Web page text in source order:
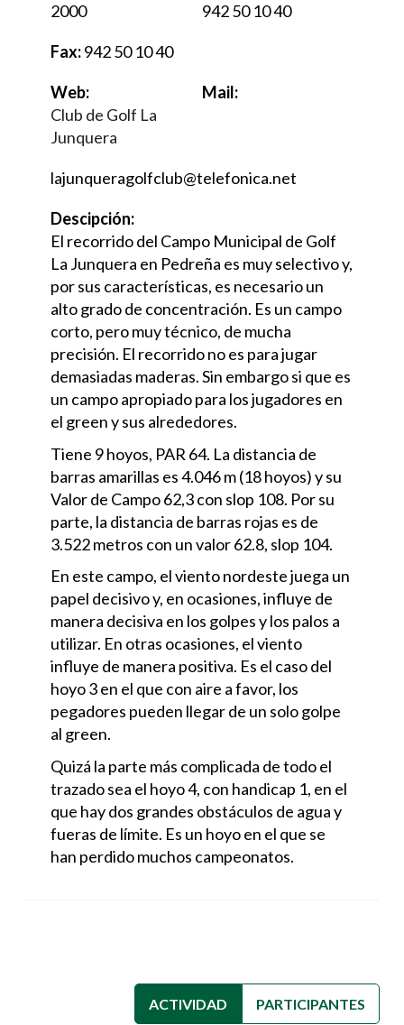
2000
942 50 10 40
Fax:942 50 10 40
Web:
Club de Golf La
Junquera
Mail:
lajunqueragolfclub@telefonica.net
Descipción:
El recorrido del Campo Municipal de Golf
La Junquera en Pedreña es muy selectivo y,
por sus características, es necesario un
alto grado de concentración. Es un campo
corto, pero muy técnico, de mucha
precisión. El recorrido no es para jugar
demasiadas maderas. Sin embargo si que es
un campo apropiado para los jugadores en
el green y sus alrededores.
Tiene 9 hoyos, PAR 64. La distancia de
barras amarillas es 4.046 m (18 hoyos) y su
Valor de Campo 62,3 con slop 108. Por su
parte, la distancia de barras rojas es de
3.522 metros con un valor 62.8, slop 104.
En este campo, el viento nordeste juega un
papel decisivo y, en ocasiones, influye de
manera decisiva en los golpes y los palos a
utilizar. En otras ocasiones, el viento
influye de manera positiva. Es el caso del
hoyo 3 en el que con aire a favor, los
pegadores pueden llegar de un solo golpe
al green.
Quizá la parte más complicada de todo el
trazado sea el hoyo 4, con handicap 1, en el
que hay dos grandes obstáculos de agua y
fueras de límite. Es un hoyo en el que se
han perdido muchos campeonatos.
ACTIVIDAD (SOLAPA ACTIVA)
PARTICIPANTES